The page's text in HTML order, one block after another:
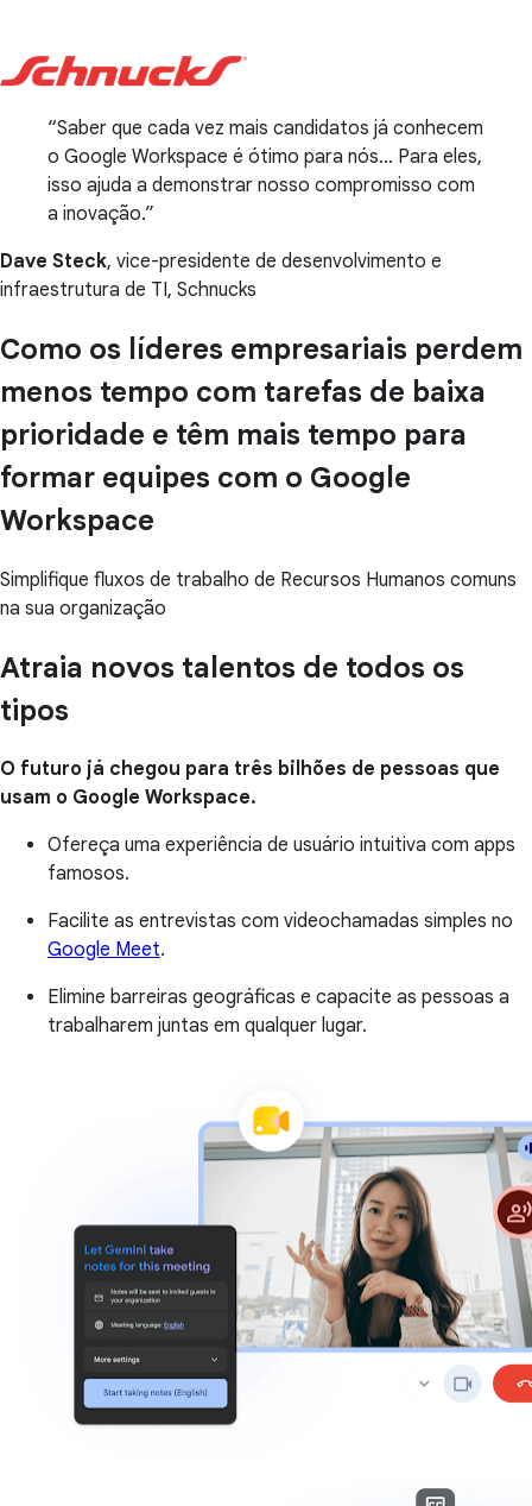
Saber que cada vez mais candidatos já conhecem
o Google Workspace é ótimo para nós… Para eles,
isso ajuda a demonstrar nosso compromisso com
a inovação.
Dave Steck, vice-presidente de desenvolvimento e
infraestrutura de TI, Schnucks
Como os líderes empresariais perdem
menos tempo com tarefas de baixa
prioridade e têm mais tempo para
formar equipes com o Google
Workspace
Simplifique fluxos de trabalho de Recursos Humanos comuns
na sua organização
Atraia novos talentos de todos os
tipos
O futuro já chegou para três bilhões de pessoas que
usam o Google Workspace.
Ofereça uma experiência de usuário intuitiva com apps
famosos.
Facilite as entrevistas com videochamadas simples no
Google Meet.
Elimine barreiras geográficas e capacite as pessoas a
trabalharem juntas em qualquer lugar.